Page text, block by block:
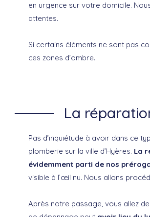
en urgence sur votre domicile.
attentes.
Si certains éléments ne sont pas
ces zones d’ombre.
La
Pas d’inquiétude à avoir dans ce
plomberie sur la ville d’Hyères. La
évidemment parti de nos
visible à l’œil nu. Nous allons
Après notre passage, vous allez